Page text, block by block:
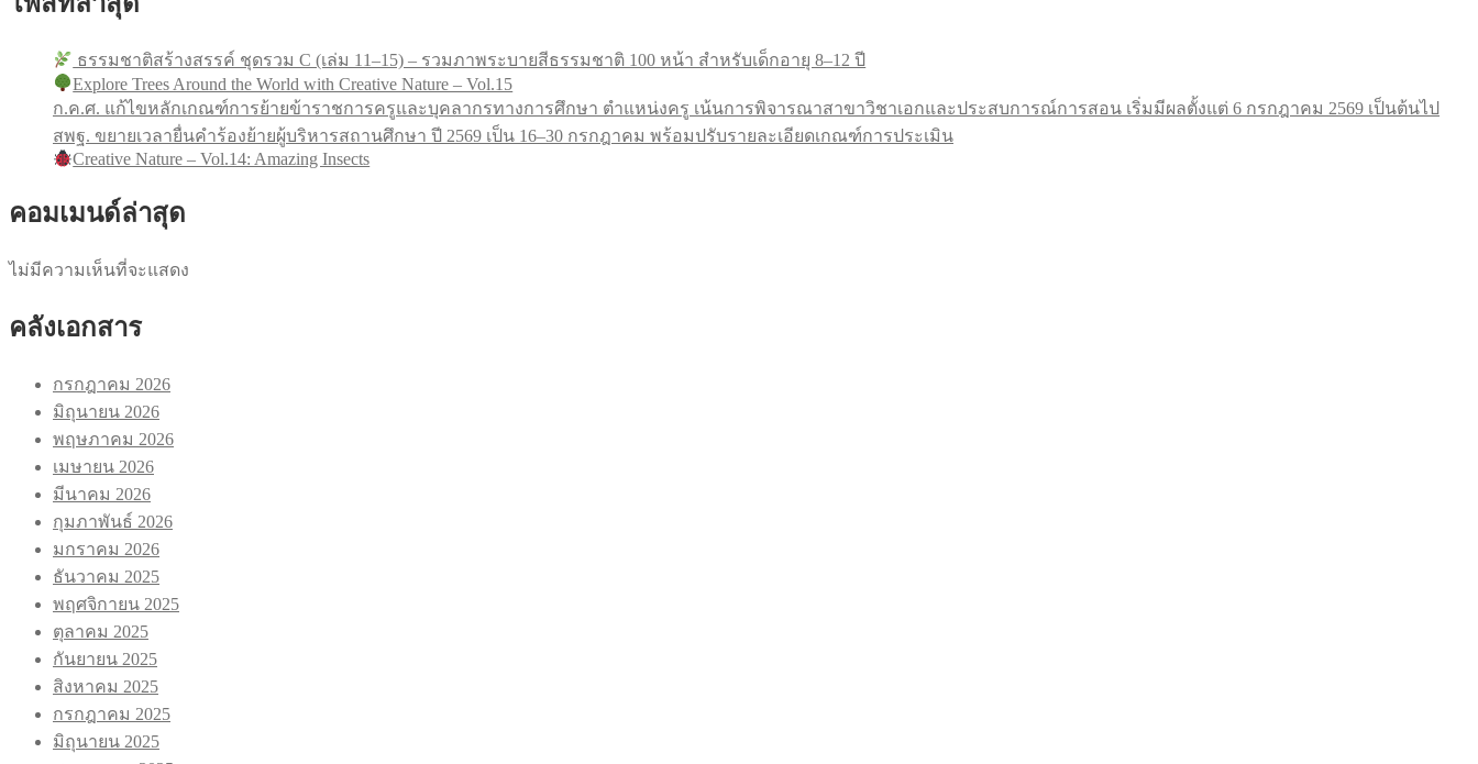
ธรรมชาติสร้างสรรค์ ชุดรวม C (เล่ม 11–15) – รวมภาพระบายสีธรรมชาติ 100 หน้า สำหรับเด็กอายุ 8–12 ปี
Explore Trees Around the World with Creative Nature – Vol.15
ก.ค.ศ. แก้ไขหลักเกณฑ์การย้ายข้าราชการครูและบุคลากรทางการศึกษา ตำแหน่งครู เน้นการพิจารณาสาขาวิชาเอกและประสบการณ์การสอน เริ่มมีผลตั้งแต่ 6 กรกฎาคม 2569 เป็นต้นไป
สพฐ. ขยายเวลายื่นคำร้องย้ายผู้บริหารสถานศึกษา ปี 2569 เป็น 16–30 กรกฎาคม พร้อมปรับรายละเอียดเกณฑ์การประเมิน
Creative Nature – Vol.14: Amazing Insects
คอมเมนด์ล่าสุด
ไม่มีความเห็นที่จะแสดง
คลังเอกสาร
กรกฎาคม 2026
มิถุนายน 2026
พฤษภาคม 2026
เมษายน 2026
มีนาคม 2026
กุมภาพันธ์ 2026
มกราคม 2026
ธันวาคม 2025
พฤศจิกายน 2025
ตุลาคม 2025
กันยายน 2025
สิงหาคม 2025
กรกฎาคม 2025
มิถุนายน 2025